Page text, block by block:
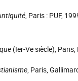
, Paris : PUF,
(Ier-Ve siècle),
, Paris,